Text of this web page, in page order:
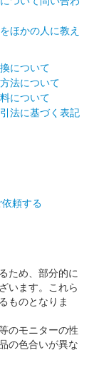
ほかの人に教え
について
法について
について
法に基づく表記
頼する
ため、部分的に
います。これら
ものとなりま
のモニターの性
の色合いが異な